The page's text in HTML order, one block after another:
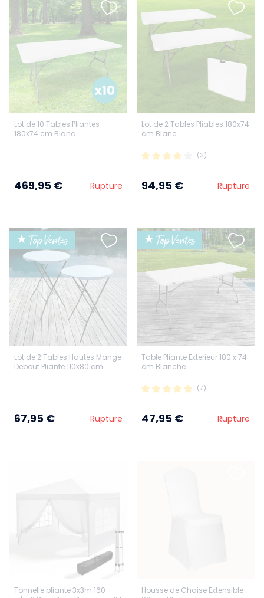
Lot de 10 Tables Pliantes
180x74 cm Blanc
469,95 € Rupture
Lot de 2 Tables Pliables 180x74
cm Blanc
(3)
94,95 € Rupture
Lot de 2 Tables Hautes Mange
Debout Pliante 110x80 cm
67,95 € Rupture
★ Top Ventes
Table Pliante Exterieur 180 x 74
cm Blanche
(7)
47,95 € Rupture
★ Top Ventes
Tonnelle pliante 3x3m 160
Housse de Chaise Extensible